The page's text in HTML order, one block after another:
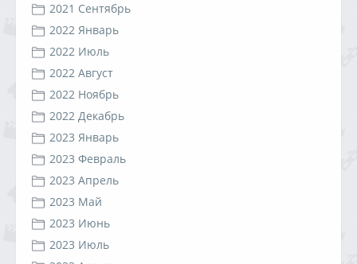
2021 Сентябрь
2022 Январь
2022 Июль
2022 Август
2022 Ноябрь
2022 Декабрь
2023 Январь
2023 Февраль
2023 Апрель
2023 Май
2023 Июнь
2023 Июль